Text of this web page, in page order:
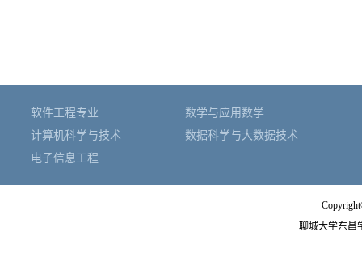
软件工程专业
计算机科学与技术
电子信息工程
数学与应用数学
数据科学与大数据技术
聊城大学东昌